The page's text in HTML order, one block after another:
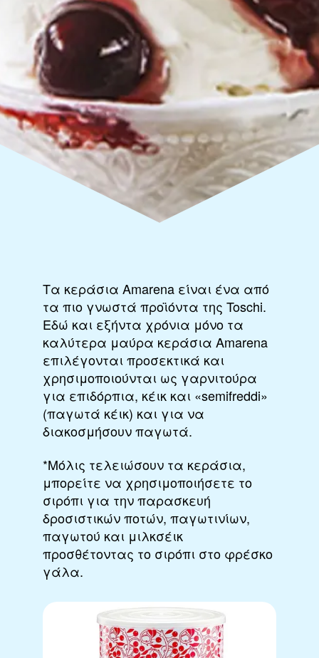
Τα κεράσια Amarena είναι ένα από
τα πιο γνωστά προϊόντα της Toschi.
Εδώ και εξήντα χρόνια μόνο τα
καλύτερα μαύρα κεράσια Amarena
επιλέγονται προσεκτικά και
χρησιμοποιούνται ως γαρνιτούρα
για επιδόρπια, κέικ και «semifreddi»
(παγωτά κέικ) και για να
διακοσμήσουν παγωτά.
*Μόλις τελειώσουν τα κεράσια,
μπορείτε να χρησιμοποιήσετε το
σιρόπι για την παρασκευή
δροσιστικών ποτών, παγωτινίων,
παγωτού και μιλκσέικ
προσθέτοντας το σιρόπι στο φρέσκο
γάλα.